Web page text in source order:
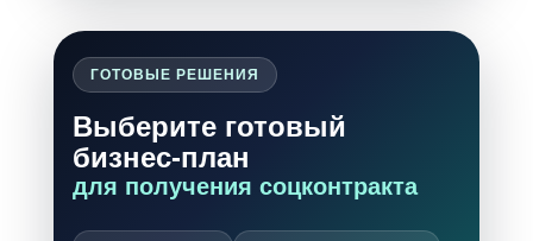
ГОТОВЫЕ РЕШЕНИЯ
Выберите готовый
бизнес-план
для получения соцконтракта